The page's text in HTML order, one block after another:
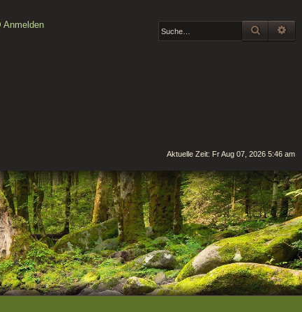
Anmelden SUCHE
Aktuelle Zeit: Fr Aug 07, 2026 5:46 am